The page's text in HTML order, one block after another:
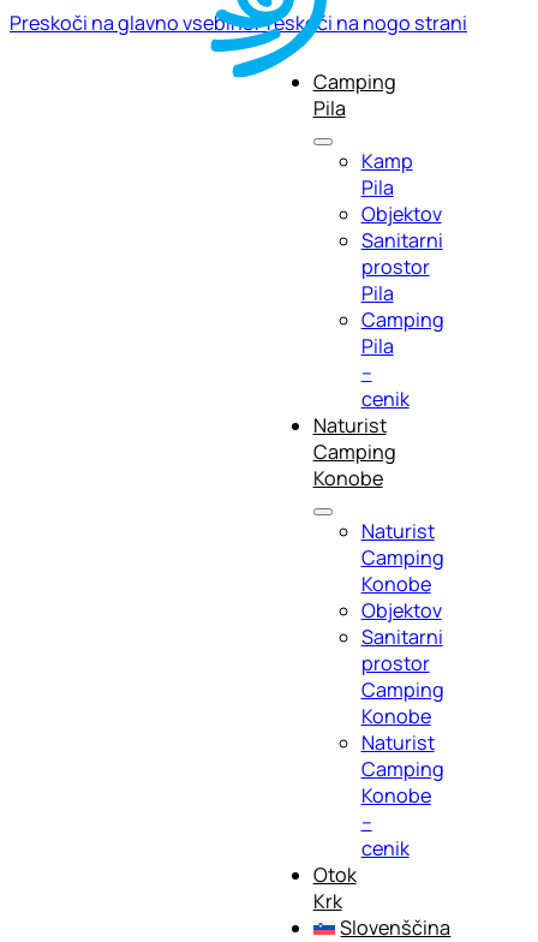
Preskoči na glavno vsebinoPreskoči na nogo strani
Camping
Pila
Kamp
Pila
Objektov
Sanitarni
prostor
Pila
Camping
Pila
–
cenik
Naturist
Camping
Konobe
Naturist
Camping
Konobe
Objektov
Sanitarni
prostor
Camping
Konobe
Naturist
Camping
Konobe
–
cenik
Otok
Krk
Slovenščina